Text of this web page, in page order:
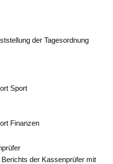
der Tagesordnung
Sport
Finanzen
der Kassenprüfer mit